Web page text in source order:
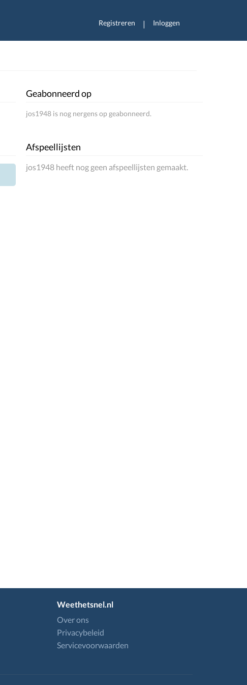
Registreren | Inloggen
Geabonneerd op
jos1948 is nog nergens op geabonneerd.
Afspeellijsten
jos1948 heeft nog geen afspeellijsten gemaakt.
Weethetsnel.nl
Over ons
Privacybeleid
Servicevoorwaarden